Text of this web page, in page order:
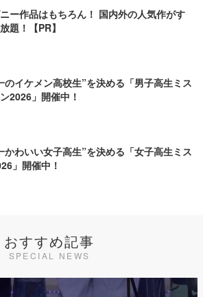
ー作品はもちろん！ 国内外の人気作がす
題！【PR】
のイケメン高校生”を決める「男子高生ミス
2026」開催中！
かわいい女子高生”を決める「女子高生ミス
」開催中！
おすすめ記事
SPECIAL NEWS